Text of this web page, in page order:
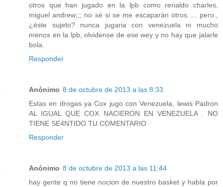
otros que han jugado en la lpb como renaldo charles,
miguel andrew;;; no sé si se me escaparán otros..... pero.,
¿éste sujeto? nunca jugaria con venezuela ni mucho
menos en la lpb, olvidense de ese wey y no hay que jalarle
bola.
Responder
Anónimo 8 de octubre de 2013 a las 8:33
Estas en drogas ya Cox jugo con Venezuela, lewis Padron
AL IGUAL QUE COX NACIERON EN VENEZUELA . NO
TIENE SE4NTIDO TU COMENTARIO
Responder
Anónimo 8 de octubre de 2013 a las 11:44
hay gente q no tiene nocion de nuestro basket y habla por